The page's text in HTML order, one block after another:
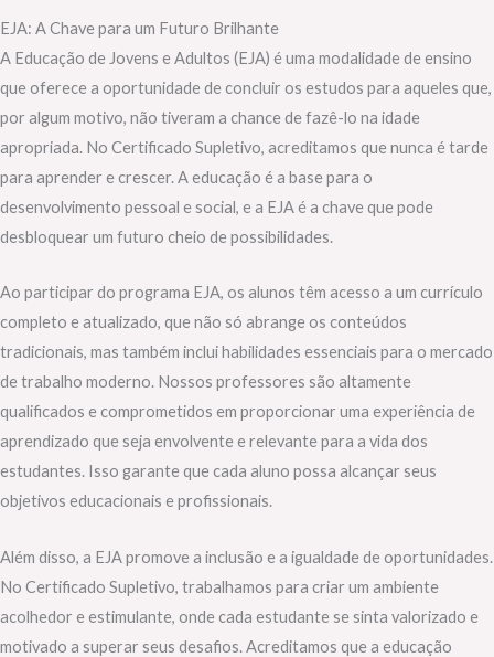
EJA: A Chave para um Futuro Brilhante
A Educação de Jovens e Adultos (EJA) é uma modalidade de ensino
que oferece a oportunidade de concluir os estudos para aqueles que,
por algum motivo, não tiveram a chance de fazê-lo na idade
apropriada. No Certificado Supletivo, acreditamos que nunca é tarde
para aprender e crescer. A educação é a base para o
desenvolvimento pessoal e social, e a EJA é a chave que pode
desbloquear um futuro cheio de possibilidades.
Ao participar do programa EJA, os alunos têm acesso a um currículo
completo e atualizado, que não só abrange os conteúdos
tradicionais, mas também inclui habilidades essenciais para o mercado
de trabalho moderno. Nossos professores são altamente
qualificados e comprometidos em proporcionar uma experiência de
aprendizado que seja envolvente e relevante para a vida dos
estudantes. Isso garante que cada aluno possa alcançar seus
objetivos educacionais e profissionais.
Além disso, a EJA promove a inclusão e a igualdade de oportunidades.
No Certificado Supletivo, trabalhamos para criar um ambiente
acolhedor e estimulante, onde cada estudante se sinta valorizado e
motivado a superar seus desafios. Acreditamos que a educação